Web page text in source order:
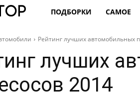
ПОДБОРКИ САМОЕ
Рейтинг лучших автомобильных
лучших
2014